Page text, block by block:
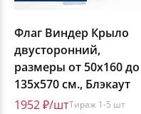
Флаг Виндер Крыло
двусторонний,
размеры от 50х160 до
135х570 см., Блэкаут
1952 ₽/штТираж 1-5 шт